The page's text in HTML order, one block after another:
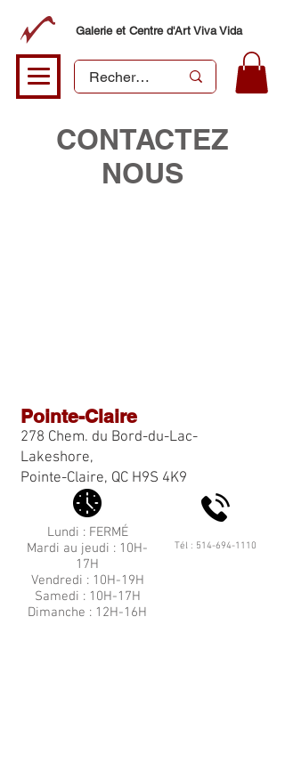
Galerie et Centre d'Art Viva Vida
CONTACTEZ
NOUS
Pointe-Claire
278 Chem. du Bord-du-Lac-
Lakeshore,
Pointe-Claire, QC H9S 4K9
Lundi : FERMÉ
Mardi au jeudi : 10H-
17H
Vendredi : 10H-19H
Samedi : 10H-17H
Dimanche : 12H-16H
Tél : 514-694-1110